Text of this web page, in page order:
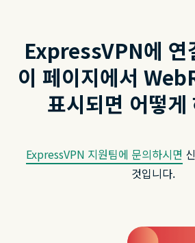
ExpressVPN에 연
이 페이지에서
표시되면 어떻게
ExpressVPN 지원팀에 문의하시면
것입니다.